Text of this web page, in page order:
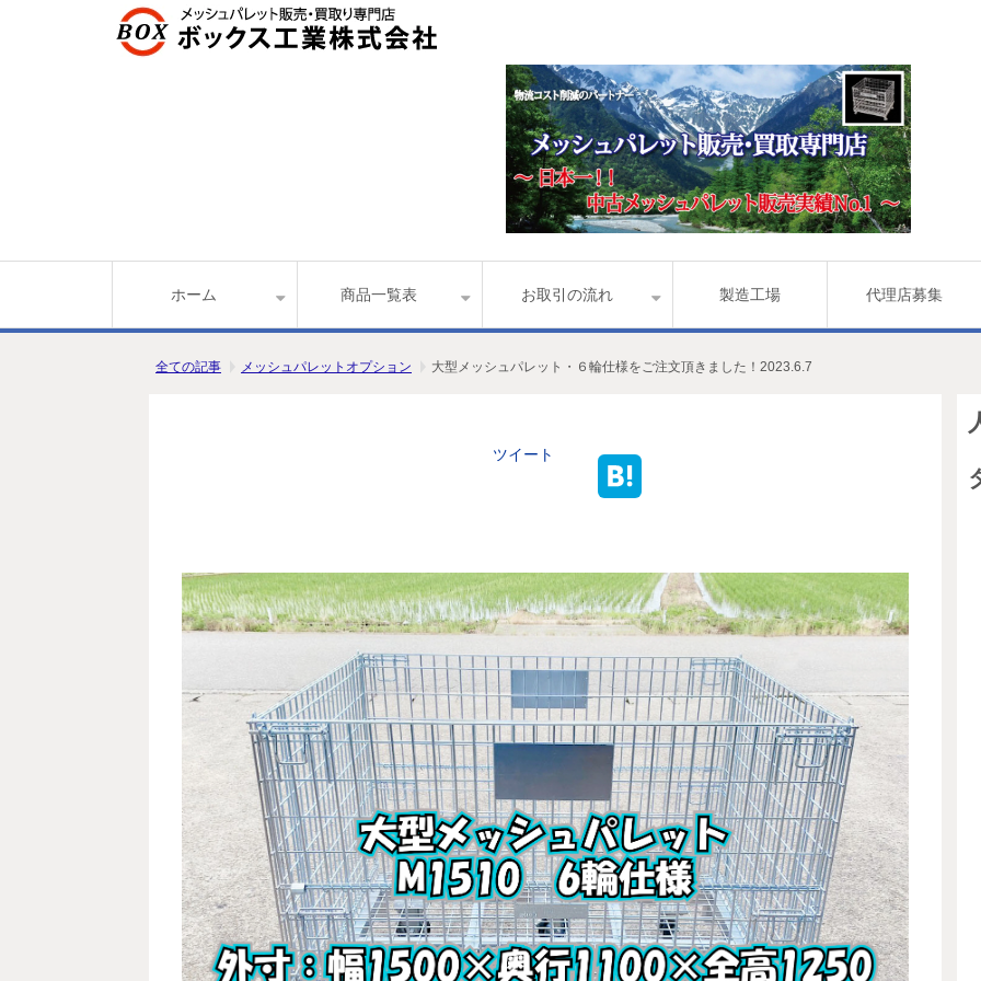
ホーム 商品一覧表 お取引の流れ 製造工場 代理店募集
全ての記事 メッシュパレットオプション 大型メッシュパレット・６輪仕様をご注文頂きました！2023.6.7
ツイート